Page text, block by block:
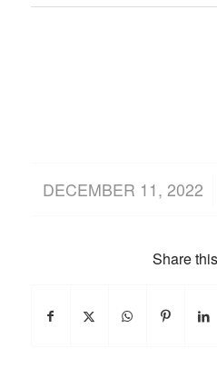
DECEMBER 11, 2022
/
Share